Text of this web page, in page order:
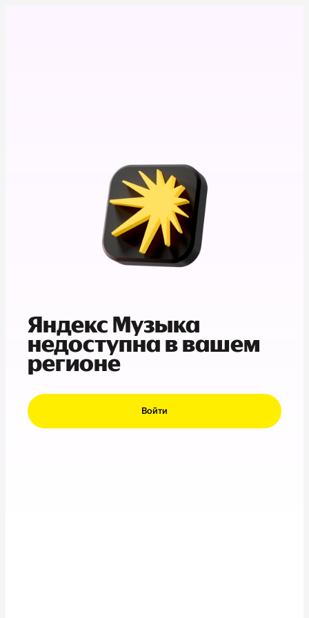
Яндекс Музыка
недоступна в вашем
регионе
Войти